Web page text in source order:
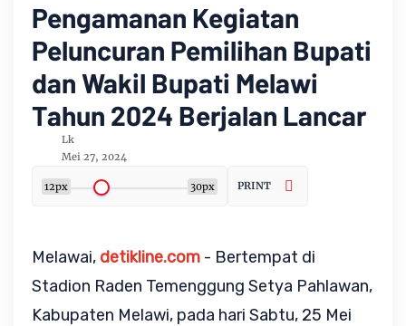
Pengamanan Kegiatan
Peluncuran Pemilihan Bupati
dan Wakil Bupati Melawi
Tahun 2024 Berjalan Lancar
Lk
Mei 27, 2024
12px 30px PRINT
Melawai, detikline.com - Bertempat di
Stadion Raden Temenggung Setya Pahlawan,
Kabupaten Melawi, pada hari Sabtu, 25 Mei